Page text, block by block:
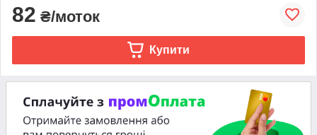
82 ₴/моток
Купити